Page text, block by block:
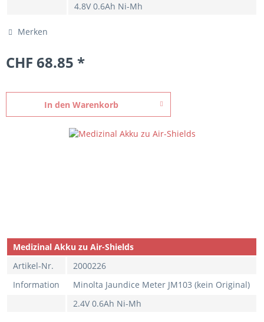
4.8V 0.6Ah Ni-Mh
Merken
CHF 68.85 *
In den Warenkorb
Medizinal Akku zu Air-Shields
Artikel-Nr.
2000226
Information
Minolta Jaundice Meter JM103 (kein Original)
2.4V 0.6Ah Ni-Mh